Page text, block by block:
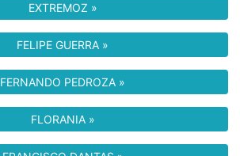
EXTREMOZ »
FELIPE GUERRA »
FERNANDO PEDROZA »
FLORANIA »